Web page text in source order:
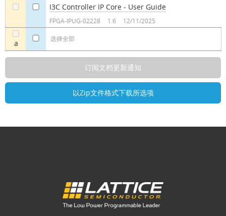
a 选择全部
I3C Controller IP Core - User Guide
FPGA-IPUG-02228 1.6 12/11/2025